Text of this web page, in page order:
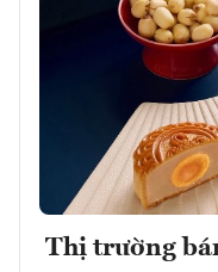
Thị trường